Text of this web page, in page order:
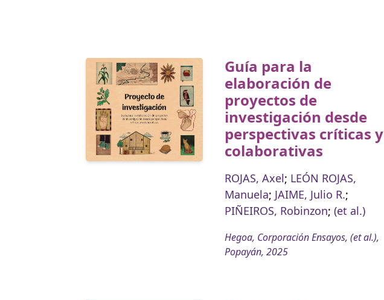
Guía para la
elaboración de
proyectos de
investigación desde
perspectivas críticas y
colaborativas
ROJAS, Axel; LEÓN ROJAS,
Manuela; JAIME, Julio R.;
PIÑEIROS, Robinzon; (et al.)
Hegoa, Corporación Ensayos, (et al.),
Popayán, 2025